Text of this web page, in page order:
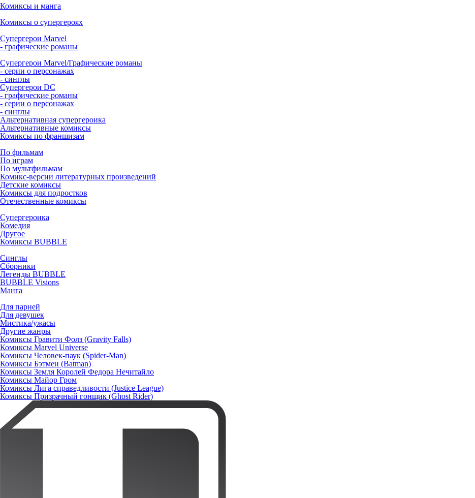
Комиксы и манга
Комиксы о супергероях
Супергерои Marvel
- графические романы
Супергерои Marvel/Графические романы
- серии о персонажах
- синглы
Супергерои DC
- графические романы
- серии о персонажах
- синглы
Альтернативная супергероика
Альтернативные комиксы
Комиксы по франшизам
По фильмам
По играм
По мультфильмам
Комикс-версии литературных произведений
Детские комиксы
Комиксы для подростков
Отечественные комиксы
Супергероика
Комедия
Другое
Комиксы BUBBLE
Синглы
Сборники
Легенды BUBBLE
BUBBLE Visions
Манга
Для парней
Для девушек
Мистика/ужасы
Другие жанры
Комиксы Гравити Фолз (Gravity Falls)
Комиксы Marvel Universe
Комиксы Человек-паук (Spider-Man)
Комиксы Бэтмен (Batman)
Комиксы Земля Королей Федора Нечитайло
Комиксы Майор Гром
Комиксы Лига справедливости (Justice League)
Комиксы Призрачный гонщик (Ghost Rider)